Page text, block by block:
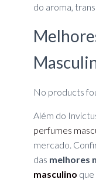
do aroma,
No products
Além do
perfumes
mercado.
das melhores
masculino